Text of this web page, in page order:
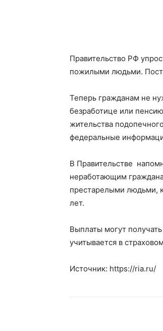
Правительство РФ
пожилыми людьми.
Теперь гражданам не
безработице или
жительства
федеральные
В Правительстве
неработающим
престарелыми людьми,
лет.
Выплаты могут
учитывается в
Источник: https://ria.ru/